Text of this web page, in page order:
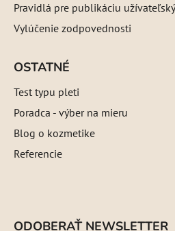
Pravidlá pre publikáciu
Vylúčenie zodpovednosti
OSTATNÉ
Test typu pleti
Poradca - výber na mieru
Blog o kozmetike
Referencie
ODOBERAŤ NEWSLETTER